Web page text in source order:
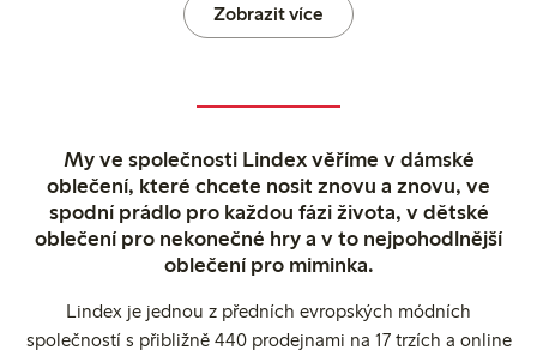
Zobrazit více
My ve společnosti Lindex věříme v dámské
oblečení, které chcete nosit znovu a znovu, ve
spodní prádlo pro každou fázi života, v dětské
oblečení pro nekonečné hry a v to nejpohodlnější
oblečení pro miminka.
Lindex je jednou z předních evropských módních
společností s přibližně 440 prodejnami na 17 trzích a online